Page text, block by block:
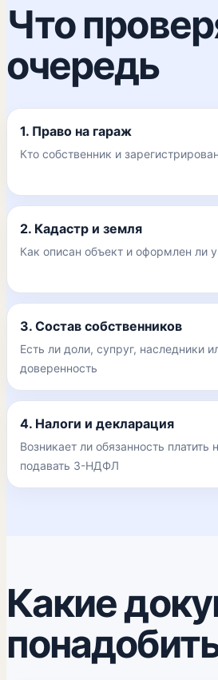
Что
очередь
1. Право на гараж
Кто собственник и
2. Кадастр и земля
Как описан объект и оформлен ли
3. Состав собственников
Есть ли доли, супруг, наследники
доверенность
4. Налоги и декларация
Возникает ли обязанность платить
подавать 3-НДФЛ
Какие